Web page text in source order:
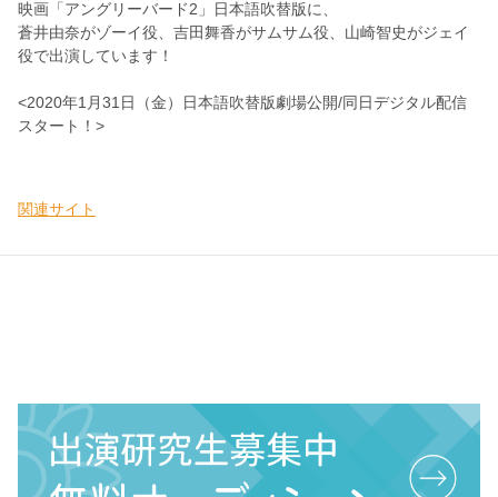
映画「アングリーバード2」日本語吹替版に、
蒼井由奈がゾーイ役、吉田舞香がサムサム役、山崎智史がジェイ
役で出演しています！
<2020年1月31日（金）日本語吹替版劇場公開/同日デジタル配信
スタート！>
関連サイト